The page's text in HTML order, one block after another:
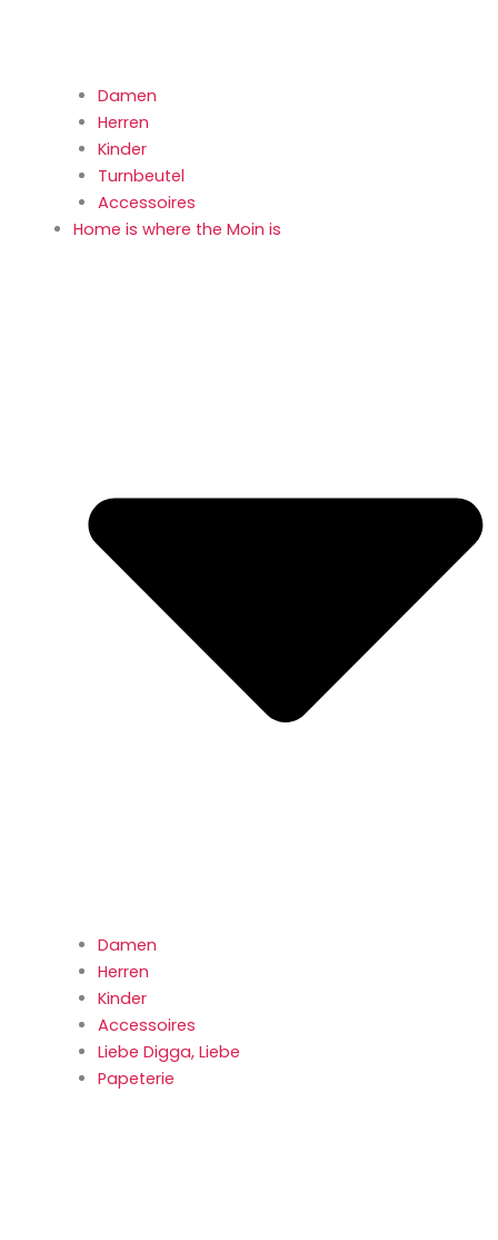
Damen
Herren
Kinder
Turnbeutel
Accessoires
Home is where the Moin is
Damen
Herren
Kinder
Accessoires
Liebe Digga, Liebe
Papeterie